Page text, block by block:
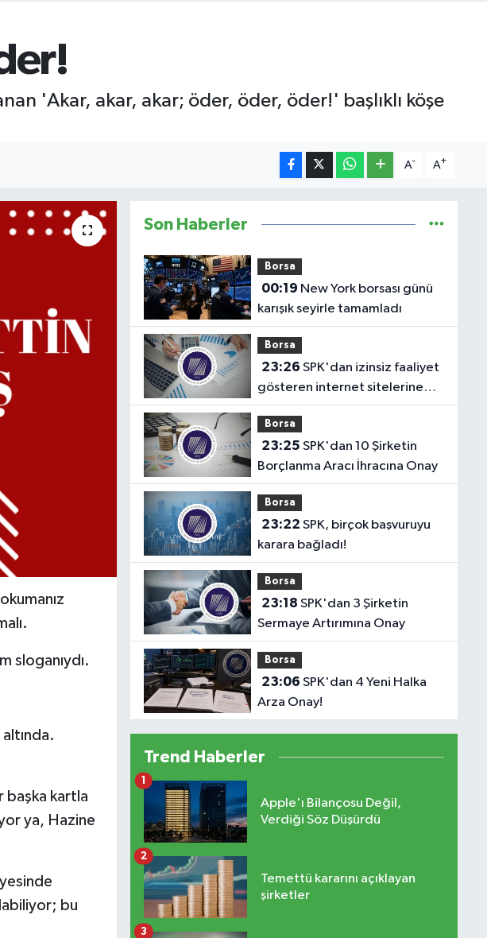
'Akar, akar, akar; öder, öder, öder!' başlıklı köşe
A- A+
sloganıydı.
başka kartla
ya, Hazine
bu
Son Haberler
Borsa
00:19
karışık seyirle tamamladı
Borsa
23:26
gösteren internet sitelerine
erişim engeli!
Borsa
23:25
Borçlanma Aracı İhracına Onay
Borsa
23:22
karara bağladı!
Borsa
23:18
Sermaye Artırımına Onay
Borsa
23:06
Arza Onay!
Trend Haberler
Apple'ı Bilançosu Değil,
Verdiği Söz Düşürdü
1
Temettü kararını açıklayan
şirketler
2
3